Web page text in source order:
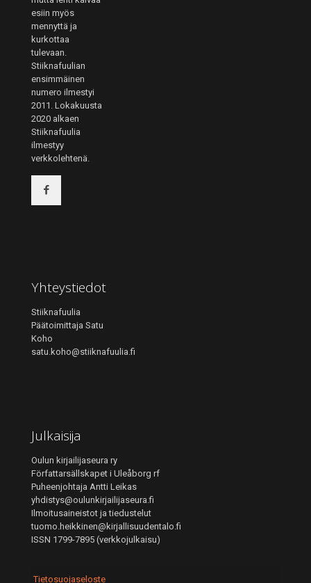
esiin myös
mennyttä ja
kurkottaa
tulevaan.
Stiiknafuulian
ensimmäinen
numero ilmestyi
2011. Lokakuusta
2020 alkaen
Stiiknafuulia
ilmestyy
verkkolehtenä.
Yhteystiedot
Stiiknafuulia
Päätoimittaja Satu
Koho
satu.koho@stiiknafuulia.fi
Julkaisija
Oulun kirjailijaseura ry
Författarsällskapet i Uleåborg rf
Puheenjohtaja Antti Leikas
yhdistys@oulunkirjailijaseura.fi
Ilmoitusaineistot ja tiedustelut
tuomo.heikkinen@kirjallisuudentalo.fi
ISSN 1799-7895 (verkkojulkaisu)
Tietosuojaseloste